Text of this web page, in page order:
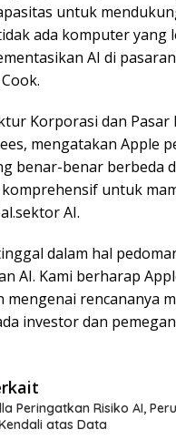
untuk
ada komputer yang
AI di
Korporasi dan Pasar
mengatakan Apple
benar-benar berbeda
untuk
AI.
dalam hal
AI. Kami berharap
mengenai rencananya
investor dan
Peringatkan Risiko AI,
atas Data